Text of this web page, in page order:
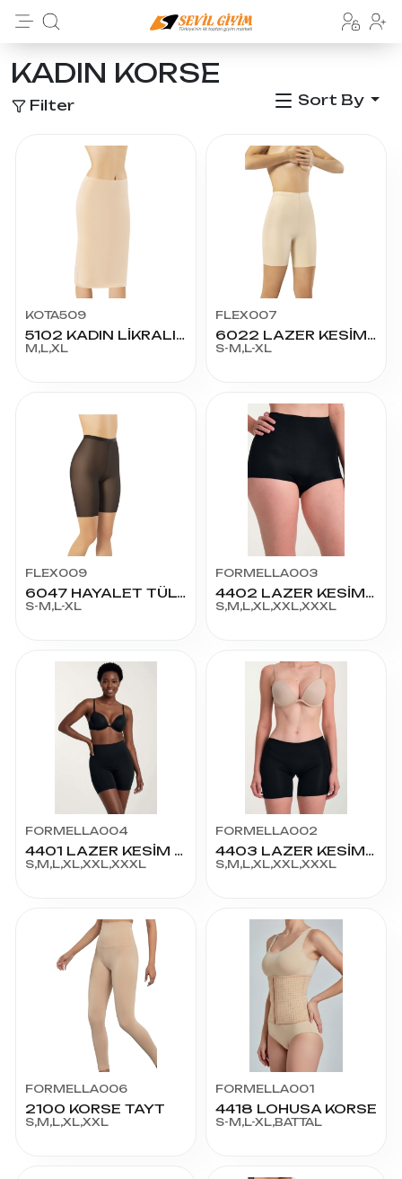
KADIN KORSE
Filter Sort By
KOTA509
5102 KADIN LİKRALI MODAL KAPRİ JÜPON
M,L,XL
FLEX007
6022 LAZER KESİM YÜKSEK BEL ŞORT KORSE
S-M,L-XL
FLEX009
6047 HAYALET TÜL KORSE
S-M,L-XL
FORMELLA003
4402 LAZER KESİM SLİP KORSE
S,M,L,XL,XXL,XXXL
FORMELLA004
4401 LAZER KESİM PAÇALI KORSE
S,M,L,XL,XXL,XXXL
FORMELLA002
4403 LAZER KESİM ŞORT KORSE
S,M,L,XL,XXL,XXXL
FORMELLA006
2100 KORSE TAYT
S,M,L,XL,XXL
FORMELLA001
4418 LOHUSA KORSE
S-M,L-XL,BATTAL